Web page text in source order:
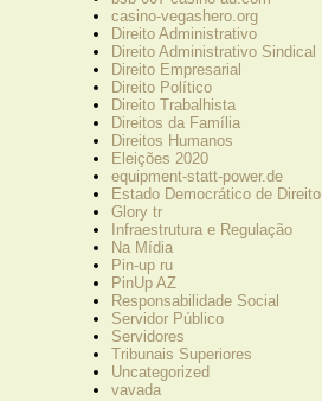
casino-vegashero.org
Direito Administrativo
Direito Administrativo Sindical
Direito Empresarial
Direito Político
Direito Trabalhista
Direitos da Família
Direitos Humanos
Eleições 2020
equipment-statt-power.de
Estado Democrático de Direito
Glory tr
Infraestrutura e Regulação
Na Mídia
Pin-up ru
PinUp AZ
Responsabilidade Social
Servidor Público
Servidores
Tribunais Superiores
Uncategorized
vavada